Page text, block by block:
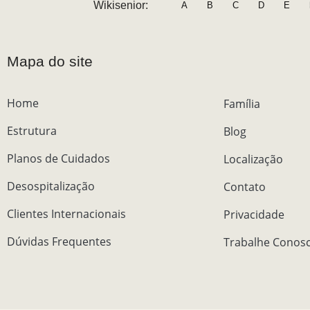
Wikisenior: A B C D E
Mapa do site
Home
Estrutura
Planos de Cuidados
Desospitalização
Clientes Internacionais
Dúvidas Frequentes
Família
Blog
Localização
Contato
Privacidade
Trabalhe